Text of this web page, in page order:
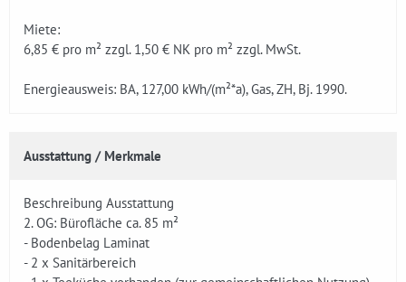
Miete:
6,85 € pro m² zzgl. 1,50 € NK pro m² zzgl. MwSt.
Energieausweis: BA, 127,00 kWh/(m²*a), Gas, ZH, Bj. 1990.
Ausstattung / Merkmale
Beschreibung Ausstattung
2. OG: Bürofläche ca. 85 m²
- Bodenbelag Laminat
- 2 x Sanitärbereich